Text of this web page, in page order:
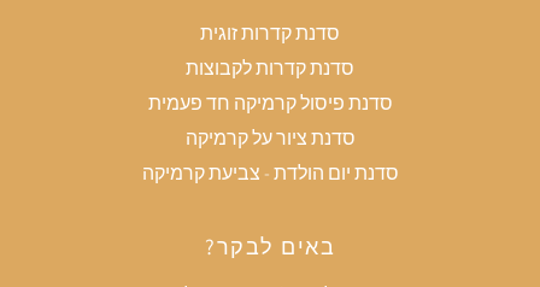
סדנת קדרות זוגית
סדנת קדרות לקבוצות
סדנת פיסול קרמיקה חד פעמית
סדנת ציור על קרמיקה
סדנת יום הולדת - צביעת קרמיקה
באים לבקר?